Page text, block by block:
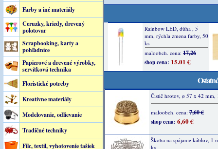
Farby a iné materiály
Ceruzky, kriedy, drevený
polotovar
Scrapbooking, karty a
pohľadnice
Papierové a drevené výrobky,
servítková technika
Floristické potreby
Kreatívne materiály
Modelovanie, odlievanie
Tradičné techniky
Filc, textil, vyhotovenie tašiek
Čistič hrotov, ø 57 x 42 mm,
maloobch. cena:7,60 €
shop cena: 6,60 €
Škoba na spájanie káblov, 1
ks